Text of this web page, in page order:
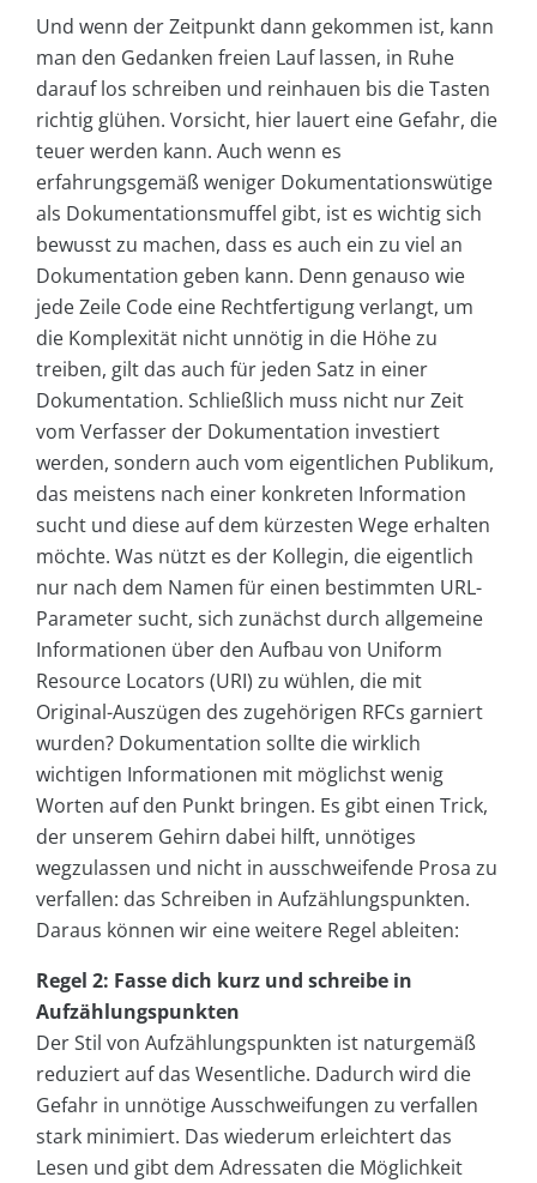
Und wenn der Zeitpunkt dann gekommen ist, kann
man den Gedanken freien Lauf lassen, in Ruhe
darauf los schreiben und reinhauen bis die Tasten
richtig glühen. Vorsicht, hier lauert eine Gefahr, die
teuer werden kann. Auch wenn es
erfahrungsgemäß weniger Dokumentationswütige
als Dokumentationsmuffel gibt, ist es wichtig sich
bewusst zu machen, dass es auch ein zu viel an
Dokumentation geben kann. Denn genauso wie
jede Zeile Code eine Rechtfertigung verlangt, um
die Komplexität nicht unnötig in die Höhe zu
treiben, gilt das auch für jeden Satz in einer
Dokumentation. Schließlich muss nicht nur Zeit
vom Verfasser der Dokumentation investiert
werden, sondern auch vom eigentlichen Publikum,
das meistens nach einer konkreten Information
sucht und diese auf dem kürzesten Wege erhalten
möchte. Was nützt es der Kollegin, die eigentlich
nur nach dem Namen für einen bestimmten URL-
Parameter sucht, sich zunächst durch allgemeine
Informationen über den Aufbau von Uniform
Resource Locators (URI) zu wühlen, die mit
Original-Auszügen des zugehörigen RFCs garniert
wurden? Dokumentation sollte die wirklich
wichtigen Informationen mit möglichst wenig
Worten auf den Punkt bringen. Es gibt einen Trick,
der unserem Gehirn dabei hilft, unnötiges
wegzulassen und nicht in ausschweifende Prosa zu
verfallen: das Schreiben in Aufzählungspunkten.
Daraus können wir eine weitere Regel ableiten:
Regel 2: Fasse dich kurz und schreibe in
Aufzählungspunkten
Der Stil von Aufzählungspunkten ist naturgemäß
reduziert auf das Wesentliche. Dadurch wird die
Gefahr in unnötige Ausschweifungen zu verfallen
stark minimiert. Das wiederum erleichtert das
Lesen und gibt dem Adressaten die Möglichkeit